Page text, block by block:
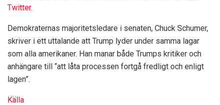
Twitter.
Demokraternas majoritetsledare i senaten, Chuck Schumer,
skriver i ett uttalande att Trump lyder under samma lagar
som alla amerikaner. Han manar både Trumps kritiker och
anhängare till “att låta processen fortgå fredligt och enligt
lagen”.
Källa